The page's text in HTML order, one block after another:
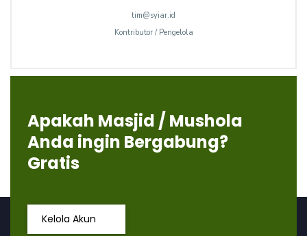
tim@syiar.id
Kontributor / Pengelola
Apakah Masjid / Mushola
Anda ingin Bergabung?
Gratis
Kelola Akun